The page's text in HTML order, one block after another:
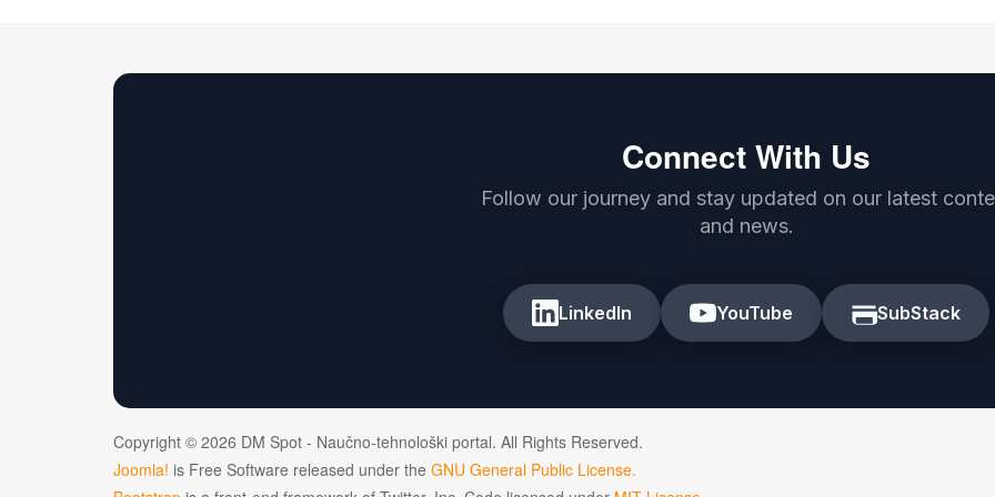
Connect With Us
Follow our journey and stay updated on our latest
and news.
LinkedIn YouTube SubStack
Copyright © 2026 DM Spot - Naučno-tehnološki portal. All Rights Reserved.
Joomla! is Free Software released under the GNU General Public License.